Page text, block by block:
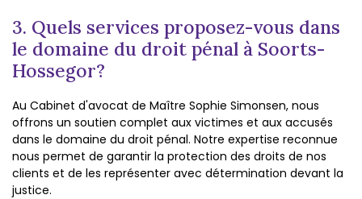
3. Quels services proposez-vous dans
le domaine du droit pénal à Soorts-
Hossegor?
Au Cabinet d'avocat de Maître Sophie Simonsen, nous
offrons un soutien complet aux victimes et aux accusés
dans le domaine du droit pénal. Notre expertise reconnue
nous permet de garantir la protection des droits de nos
clients et de les représenter avec détermination devant la
justice.